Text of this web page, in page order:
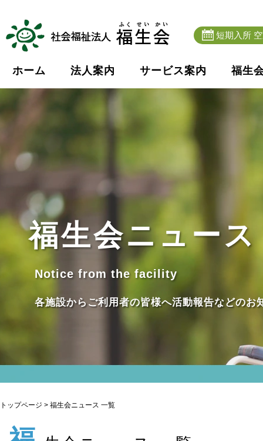
短期入所
ホーム 法人案内 サービス案内 福生
福生会ニュース
Notice from the facility
各施設からご利用者の皆様へ活動報告などのお
トップページ > 福生会ニュース 一覧